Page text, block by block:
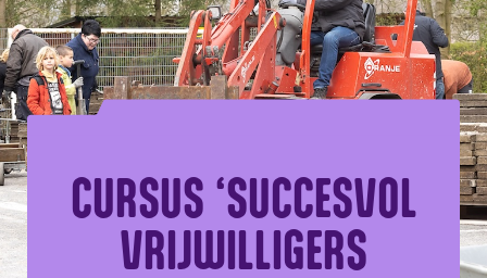
CURSUS ‘SUCCESVOL
VRIJWILLIGERS